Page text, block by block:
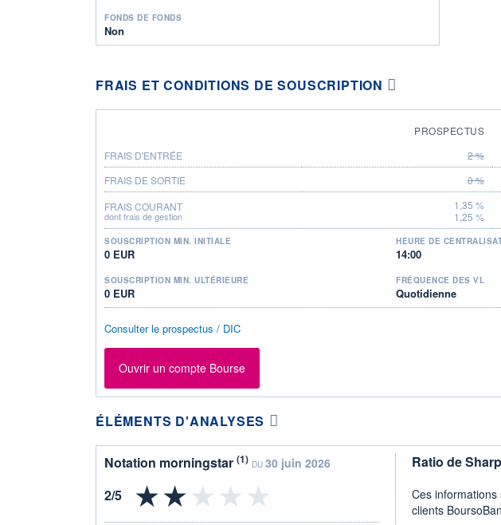
FONDS DE FONDS
Non
FRAIS ET CONDITIONS DE SOUSCRIPTION
PROSPECTUS
FRAIS D'ENTRÉE
2 %
FRAIS DE SORTIE
0 %
FRAIS COURANT
dont frais de gestion
1,35 %
1,25 %
SOUSCRIPTION MIN. INITIALE
0 EUR
HEURE DE
14:00
SOUSCRIPTION MIN. ULTÉRIEURE
0 EUR
FRÉQUENCE DES VL
Quotidienne
Consulter le prospectus / DIC
Ouvrir un compte Bourse
ÉLÉMENTS D'ANALYSES
Notation morningstar (1) DU 30 juin 2026 Ratio de
Ces
clients